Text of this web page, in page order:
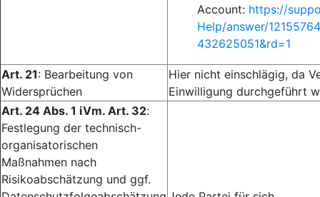
Account: https://
Help/answer/
432625051&rd=1
Art. 21: Bearbeitung von
Widersprüchen
Hier nicht einschlägig, da
Einwilligung durchgeführt
Art. 24 Abs. 1 iVm. Art. 32:
Festlegung der technisch-
organisatorischen
Maßnahmen nach
Risikoabschätzung und ggf.